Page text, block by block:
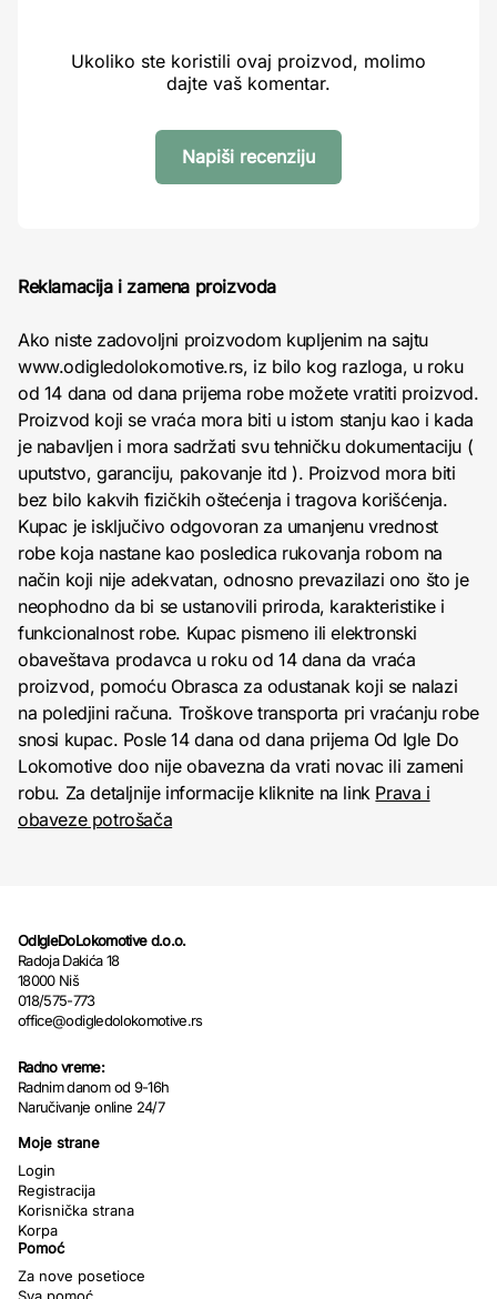
Ukoliko ste koristili ovaj proizvod, molimo
dajte vaš komentar.
Napiši recenziju
Reklamacija i zamena proizvoda
Ako niste zadovoljni proizvodom kupljenim na sajtu
www.odigledolokomotive.rs, iz bilo kog razloga, u roku
od 14 dana od dana prijema robe možete vratiti proizvod.
Proizvod koji se vraća mora biti u istom stanju kao i kada
je nabavljen i mora sadržati svu tehničku dokumentaciju (
uputstvo, garanciju, pakovanje itd ). Proizvod mora biti
bez bilo kakvih fizičkih oštećenja i tragova korišćenja.
Kupac je isključivo odgovoran za umanjenu vrednost
robe koja nastane kao posledica rukovanja robom na
način koji nije adekvatan, odnosno prevazilazi ono što je
neophodno da bi se ustanovili priroda, karakteristike i
funkcionalnost robe. Kupac pismeno ili elektronski
obaveštava prodavca u roku od 14 dana da vraća
proizvod, pomoću Obrasca za odustanak koji se nalazi
na poledjini računa. Troškove transporta pri vraćanju robe
snosi kupac. Posle 14 dana od dana prijema Od Igle Do
Lokomotive doo nije obavezna da vrati novac ili zameni
robu. Za detaljnije informacije kliknite na link Prava i
obaveze potrošača
OdIgleDoLokomotive d.o.o.
Radoja Dakića 18
18000 Niš
018/575-773
office@odigledolokomotive.rs
Radno vreme:
Radnim danom od 9-16h
Naručivanje online 24/7
Moje strane
Login
Registracija
Korisnička strana
Korpa
Pomoć
Za nove posetioce